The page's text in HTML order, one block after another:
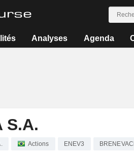
Analyses Agenda
S.A.
Actions ENEV3